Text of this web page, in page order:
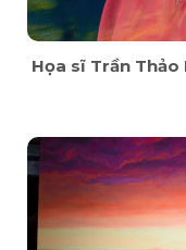
Họa sĩ Trần